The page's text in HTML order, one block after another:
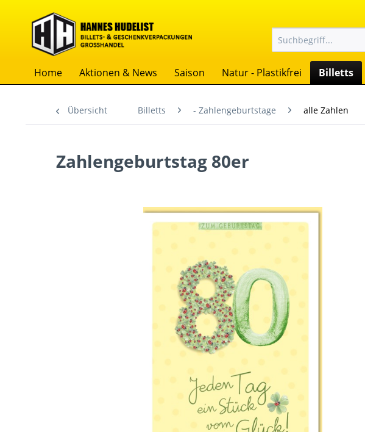
Home Aktionen & News Saison Natur - Plastikfrei Billetts
Übersicht Billetts - Zahlengeburtstage alle Zahlen
Zahlengeburtstag 80er